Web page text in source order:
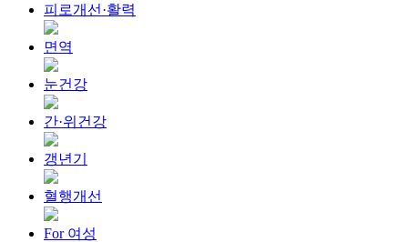
피로개선·활력
면역
눈건강
간·위건강
갱년기
혈행개선
For 여성